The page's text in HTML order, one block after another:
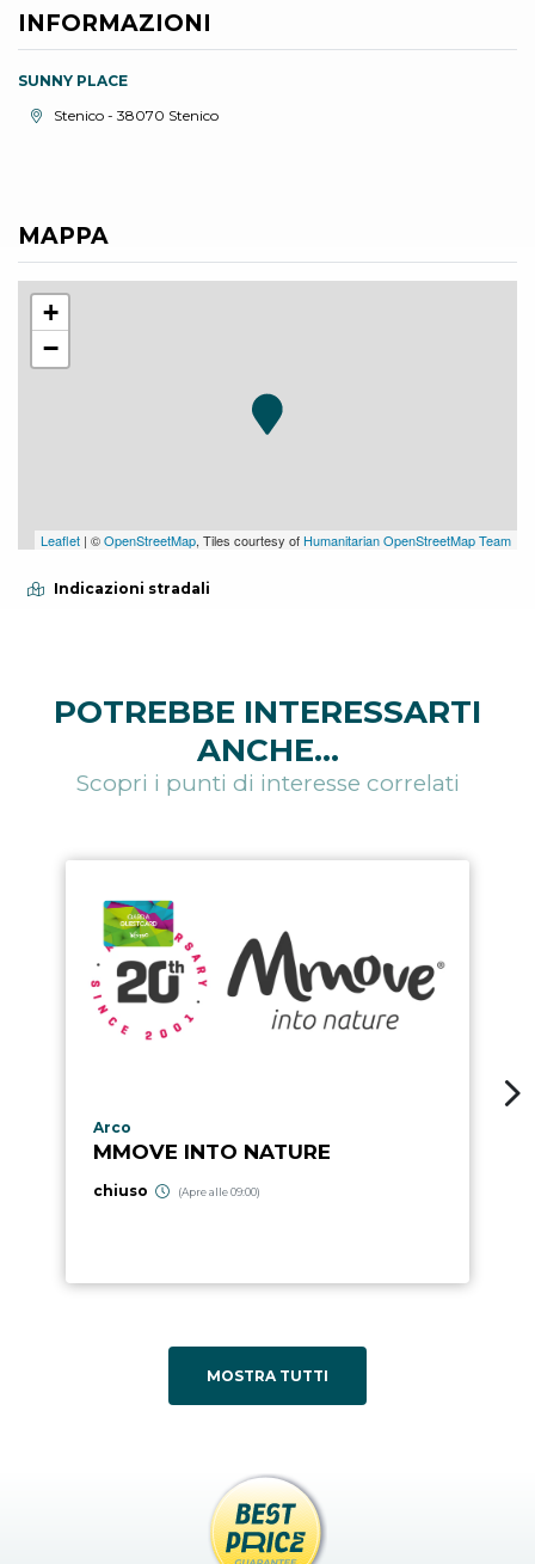
INFORMAZIONI
SUNNY PLACE
Località:Stenico - 38070 Stenico
MAPPA
+
−
Leaflet | ©OpenStreetMap, Tiles courtesy of Humanitarian OpenStreetMap Team
Indicazioni stradali
POTREBBE INTERESSARTI
ANCHE...
Scopri i punti di interesse correlati
Località punto di interesse
Arco
MMOVE INTO NATURE
chiuso (Apre alle 09:00)
MOSTRA TUTTI